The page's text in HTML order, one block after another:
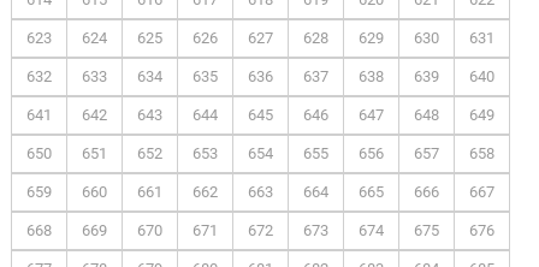
623 624 625 626 627 628 629 630 631
632 633 634 635 636 637 638 639 640
641 642 643 644 645 646 647 648 649
650 651 652 653 654 655 656 657 658
659 660 661 662 663 664 665 666 667
668 669 670 671 672 673 674 675 676